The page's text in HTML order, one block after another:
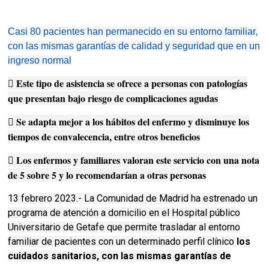
Casi 80 pacientes han permanecido en su entorno familiar,
con las mismas garantías de calidad y seguridad que en un
ingreso normal
 Este tipo de asistencia se ofrece a personas con patologías
que presentan bajo riesgo de complicaciones agudas
 Se adapta mejor a los hábitos del enfermo y disminuye los
tiempos de convalecencia, entre otros beneficios
 Los enfermos y familiares valoran este servicio con una nota
de 5 sobre 5 y lo recomendarían a otras personas
13 febrero 2023.- La Comunidad de Madrid ha estrenado un
programa de atención a domicilio en el Hospital público
Universitario de Getafe que permite trasladar al entorno
familiar de pacientes con un determinado perfil clínico los
cuidados sanitarios, con las mismas garantías de